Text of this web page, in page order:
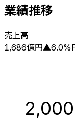
業績推移
売上高
1,686億円▲6.0%
2,000